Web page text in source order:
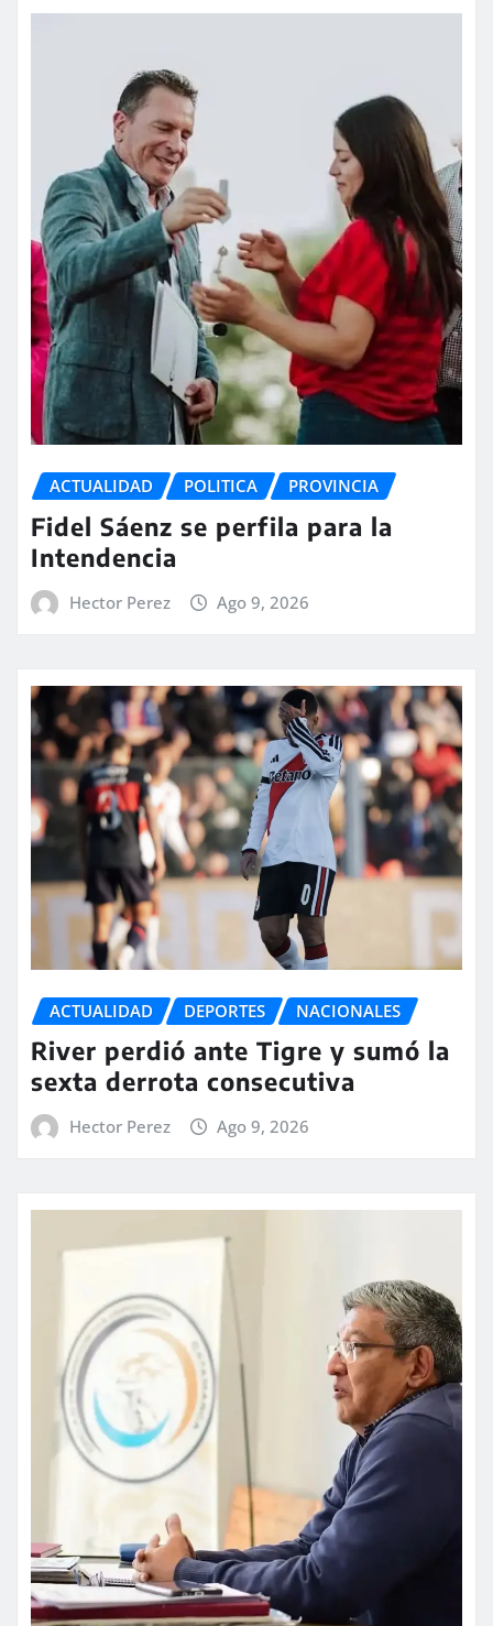
ACTUALIDAD POLITICA PROVINCIA
Fidel Sáenz se perfila para la
Intendencia
Hector Perez Ago 9, 2026
ACTUALIDAD DEPORTES NACIONALES
River perdió ante Tigre y sumó la
sexta derrota consecutiva
Hector Perez Ago 9, 2026